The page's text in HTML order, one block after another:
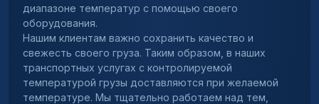
диапазоне температур с помощью своего
оборудования.
Нашим клиентам важно сохранить качество и
свежесть своего груза. Таким образом, в наших
транспортных услугах с контролируемой
температурой грузы доставляются при желаемой
температуре. Мы тщательно работаем над тем,